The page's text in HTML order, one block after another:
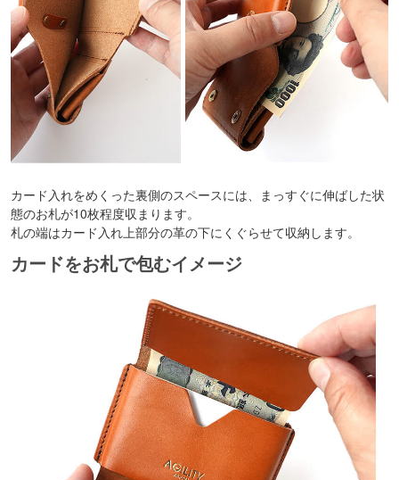
カード入れをめくった裏側のスペースには、まっすぐに伸ばした状
態のお札が10枚程度収まります。
札の端はカード入れ上部分の革の下にくぐらせて収納します。
カードをお札で包むイメージ